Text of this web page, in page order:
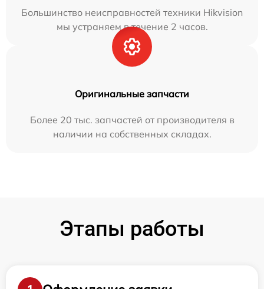
Большинство неисправностей техники Hikvision
мы устраняем в течение 2 часов.
Оригинальные запчасти
Более 20 тыс. запчастей от производителя в
наличии на собственных складах.
Этапы работы